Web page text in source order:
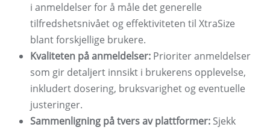
i anmeldelser for å måle det generelle
tilfredshetsnivået og effektiviteten til XtraSize
blant forskjellige brukere.
Kvaliteten på anmeldelser: Prioriter anmeldelser
som gir detaljert innsikt i brukerens opplevelse,
inkludert dosering, bruksvarighet og eventuelle
justeringer.
Sammenligning på tvers av plattformer: Sjekk